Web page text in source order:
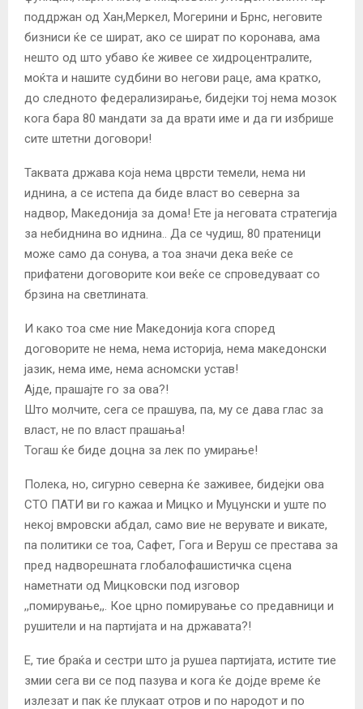
поддржан од Хан,Меркел, Могерини и Брнс, неговите
бизниси ќе се шират, ако се шират по коронава, ама
нешто од што убаво ќе живее се хидроцентралите,
моќта и нашите судбини во негови раце, ама кратко,
до следното федерализирање, бидејки тој нема мозок
кога бара 80 мандати за да врати име и да ги избрише
сите штетни договори!
Таквата држава која нема цврсти темели, нема ни
иднина, а се истепа да биде власт во северна за
надвор, Македонија за дома! Ете ја неговата стратегија
за небиднина во иднина.. Да се чудиш, 80 пратеници
може само да сонува, а тоа значи дека веќе се
прифатени договорите кои веќе се спроведуваат со
брзина на светлината.
И како тоа сме ние Македонија кога според
договорите не нема, нема историја, нема македонски
јазик, нема име, нема асномски устав!
Ајде, прашајте го за ова?!
Што молчите, сега се прашува, па, му се дава глас за
власт, не по власт прашања!
Тогаш ќе биде доцна за лек по умирање!
Полека, но, сигурно северна ќе заживее, бидејки ова
СТО ПАТИ ви го кажаа и Мицко и Муцунски и уште по
некој вмровски абдал, само вие не верувате и викате,
па политики се тоа, Сафет, Гога и Веруш се престава за
пред надворешната глобалофашистичка сцена
наметнати од Мицковски под изговор
,,помирување,,. Кое црно помирување со предавници и
рушители и на партијата и на државата?!
Е, тие браќа и сестри што ја рушеа партијата, истите тие
змии сега ви се под пазува и кога ќе дојде време ќе
излезат и пак ќе плукаат отров и по народот и по